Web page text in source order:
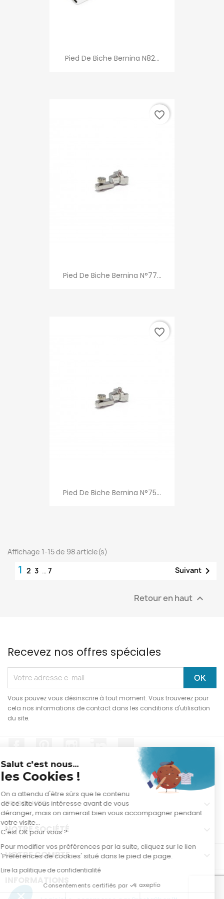
Pied De Biche Bernina N82...
Pied De Biche Bernina N°77...
favorite_border
Pied De Biche Bernina N°75...
favorite_border
Affichage 1-15 de 98 article(s)
1 2 3 … 7 Suivant 
Retour en haut 
Recevez nos offres spéciales
Vous pouvez vous désinscrire à tout moment. Vous trouverez pour
cela nos informations de contact dans les conditions d'utilisation
du site.
PRODUITS
NOTRE SOCIÉTÉ
VOTRE COMPTE
Salut c'est nous...
les Cookies !
On a attendu d'être sûrs que le contenu
de ce site vous intéresse avant de vous
déranger, mais on aimerait bien vous accompagner pendant
votre visite...
C'est OK pour vous ?
Pour modifier vos préférences par la suite, cliquez sur le lien
'Préférences de cookies' situé dans le pied de page.
Lire la politique de confidentialité
Consentements certifiés par